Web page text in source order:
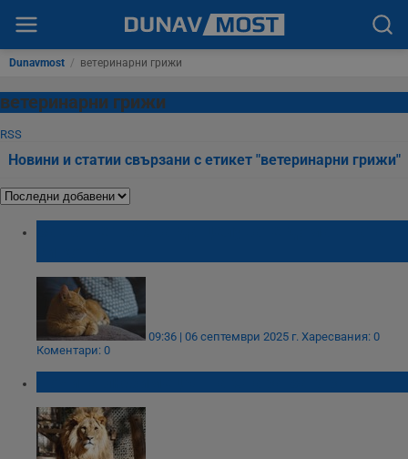
Dunavmost / ветеринарни грижи
ветеринарни грижи
RSS
Новини и статии свързани с етикет "ветеринарни грижи"
09:36 | 06 септември 2025 г. Харесвания: 0
Коментари: 0